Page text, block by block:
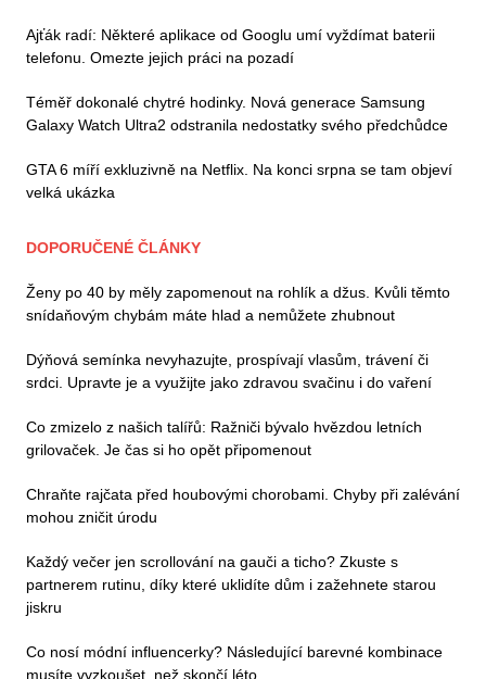
Ajťák radí: Některé aplikace od Googlu umí vyždímat baterii
telefonu. Omezte jejich práci na pozadí
Téměř dokonalé chytré hodinky. Nová generace Samsung
Galaxy Watch Ultra2 odstranila nedostatky svého předchůdce
GTA 6 míří exkluzivně na Netflix. Na konci srpna se tam objeví
velká ukázka
DOPORUČENÉ ČLÁNKY
Ženy po 40 by měly zapomenout na rohlík a džus. Kvůli těmto
snídaňovým chybám máte hlad a nemůžete zhubnout
Dýňová semínka nevyhazujte, prospívají vlasům, trávení či
srdci. Upravte je a využijte jako zdravou svačinu i do vaření
Co zmizelo z našich talířů: Ražniči bývalo hvězdou letních
grilovaček. Je čas si ho opět připomenout
Chraňte rajčata před houbovými chorobami. Chyby při zalévání
mohou zničit úrodu
Každý večer jen scrollování na gauči a ticho? Zkuste s
partnerem rutinu, díky které uklidíte dům i zažehnete starou
jiskru
Co nosí módní influencerky? Následující barevné kombinace
musíte vyzkoušet, než skončí léto